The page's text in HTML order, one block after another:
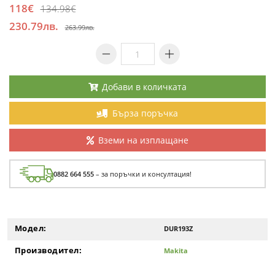
118€ 134.98€
230.79лв. 263.99лв.
Добави в количката
Бърза поръчка
Вземи на изплащане
0882 664 555 – за поръчки и консултация!
Модел: DUR193Z
Производител: Makita